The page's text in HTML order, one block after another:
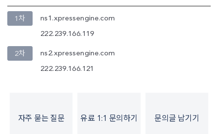
1차 ns1.xpressengine.com
222.239.166.119
2차 ns2.xpressengine.com
222.239.166.121
자주 묻는 질문 유료 1:1 문의하기 문의글 남기기